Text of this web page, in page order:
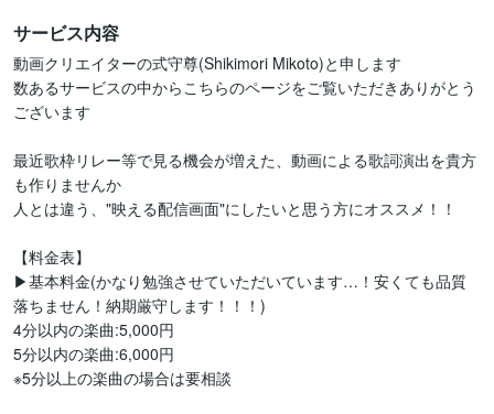
サービス内容
動画クリエイターの式守尊(Shikimori Mikoto)と申します
数あるサービスの中からこちらのページをご覧いただきありがとう
ございます
最近歌枠リレー等で見る機会が増えた、動画による歌詞演出を貴方
も作りませんか
人とは違う、"映える配信画面"にしたいと思う方にオススメ！！
【料金表】
▶︎基本料金(かなり勉強させていただいています…！安くても品質
落ちません！納期厳守します！！！)
4分以内の楽曲:5,000円
5分以内の楽曲:6,000円
※5分以上の楽曲の場合は要相談